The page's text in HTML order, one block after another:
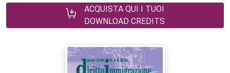
ACQUISTA QUI I TUOI
DOWNLOAD CREDITS